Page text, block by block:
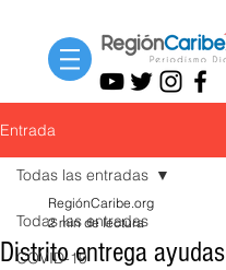
Entrada
Todas las entradas
COVID-19
Todas las entradas
Distrito entrega ayudas
RegiónCaribe.org
2 min de lectura